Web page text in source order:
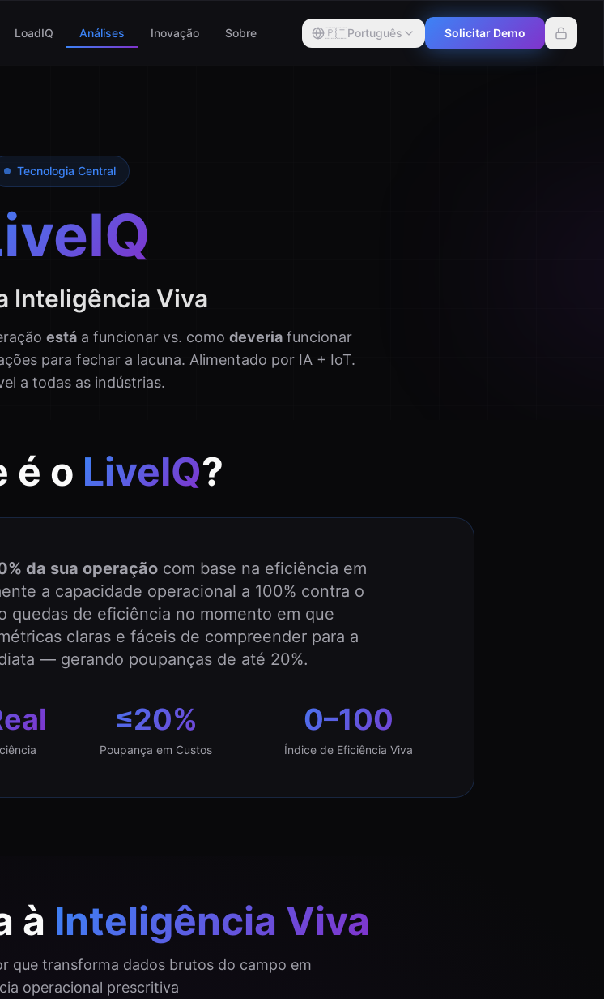
LoadIQ Análises Inovação Sobre 🇵🇹Português Solicitar Demo
Tecnologia Central
Inteligência Viva
está a funcionar vs. como deveria funcionar
para fechar a lacuna. Alimentado por IA + IoT.
a todas as indústrias.
é o LiveIQ?
da sua operaçãocom base na eficiência em
a capacidade operacional a 100% contra o
quedas de eficiência no momento em que
claras e fáceis de compreender para a
— gerando poupanças de até 20%.
≤20%
Poupança em Custos
0–100
Índice de Eficiência Viva
à Inteligência Viva
que transforma dados brutos do campo em
operacional prescritiva